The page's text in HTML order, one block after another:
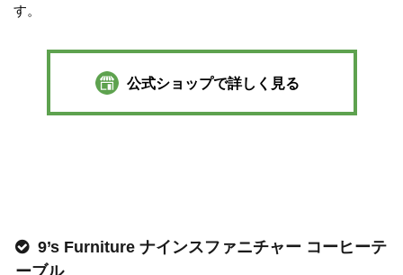
す。
公式ショップで詳しく見る
9’s Furniture ナインスファニチャー コーヒーテ